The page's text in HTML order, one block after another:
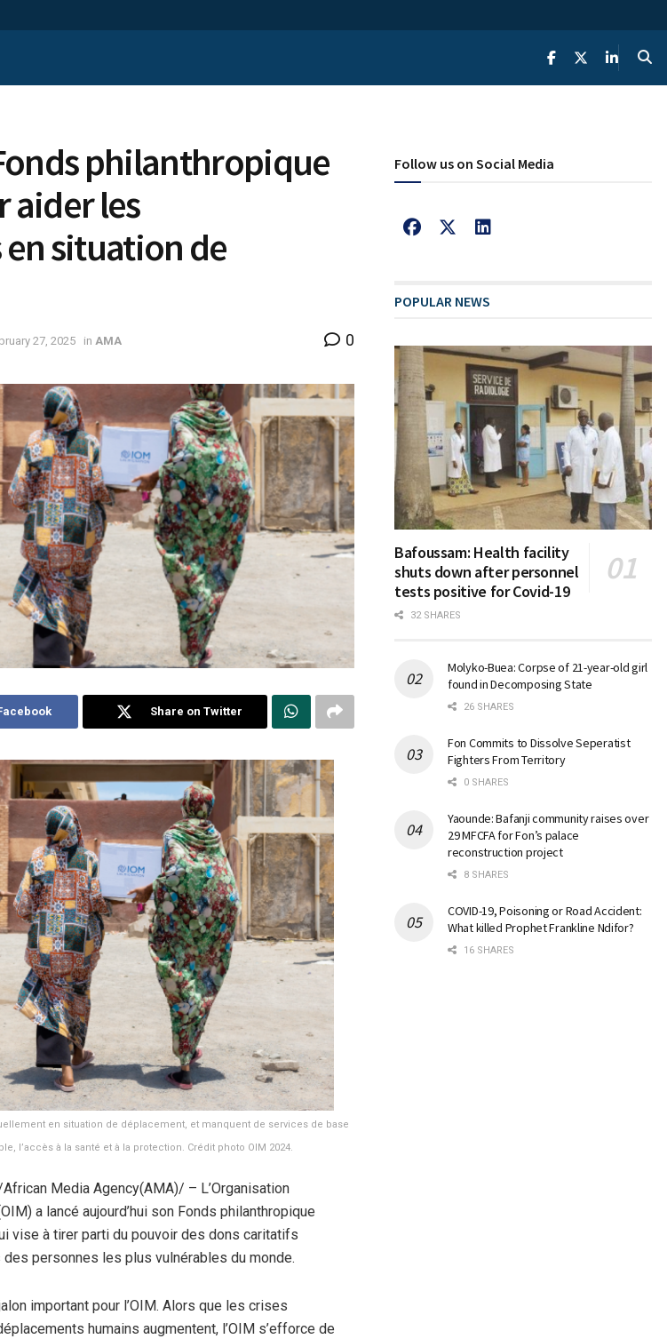
philanthropique
aider les
situation de
27, 2025 in AMA 0
Share on Twitter
en situation de déplacement, et manquent de services de base
l’accès à la santé et à la protection. Crédit photo OIM 2024.
Media Agency(AMA)/ – L’Organisation
a lancé aujourd’hui son Fonds philanthropique
vise à tirer parti du pouvoir des dons caritatifs
personnes les plus vulnérables du monde.
important pour l’OIM. Alors que les crises
humains augmentent, l’OIM s’efforce de
Follow us on Social Media
POPULAR NEWS
Bafoussam: Health facility
shuts down after personnel
tests positive for Covid-19
32 SHARES
Molyko-Buea: Corpse of 21-year-old girl
found in Decomposing State
26 SHARES
Fon Commits to Dissolve Seperatist
Fighters From Territory
0 SHARES
Yaounde: Bafanji community raises over
29 MFCFA for Fon’s palace
reconstruction project
8 SHARES
COVID-19, Poisoning or Road Accident:
What killed Prophet Frankline Ndifor?
16 SHARES